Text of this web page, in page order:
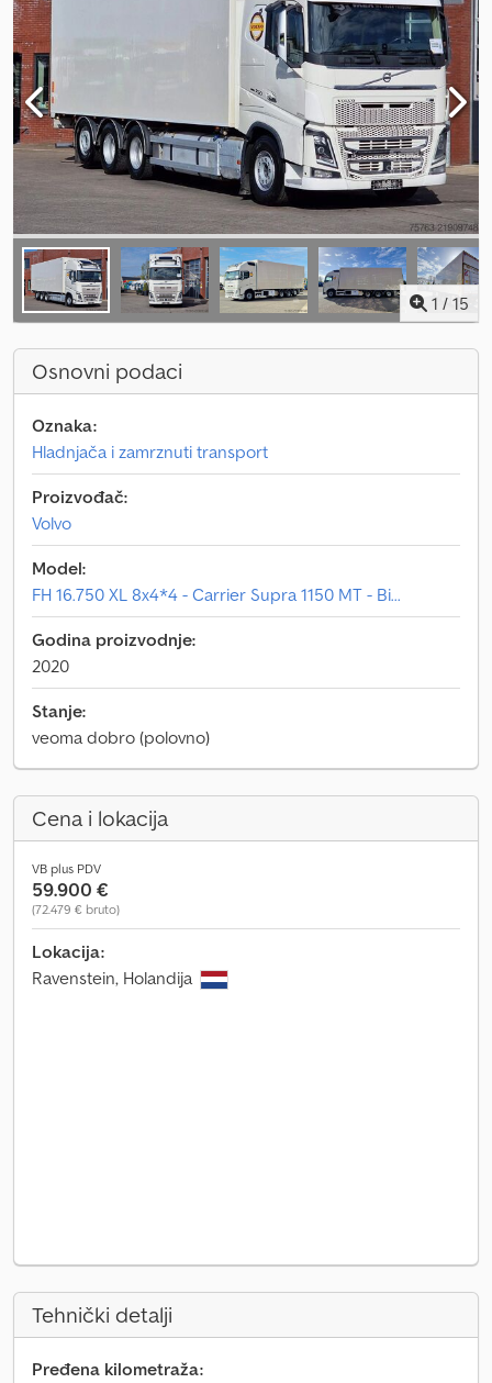
1 / 15
Osnovni podaci
Oznaka:
Hladnjača i zamrznuti transport
Proizvođač:
Volvo
Model:
FH 16.750 XL 8x4*4 - Carrier Supra 1150 MT - Bi...
Godina proizvodnje:
2020
Stanje:
veoma dobro (polovno)
Cena i lokacija
VB plus PDV
59.900 €
(72.479 € bruto)
Lokacija:
Ravenstein, Holandija
Tehnički detalji
Pređena kilometraža: